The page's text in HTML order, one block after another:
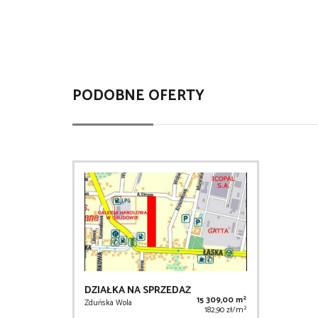
PODOBNE OFERTY
DZIAŁKA NA SPRZEDAŻ
Zduńska Wola 15 309,00 m2
182,90 zł/m2